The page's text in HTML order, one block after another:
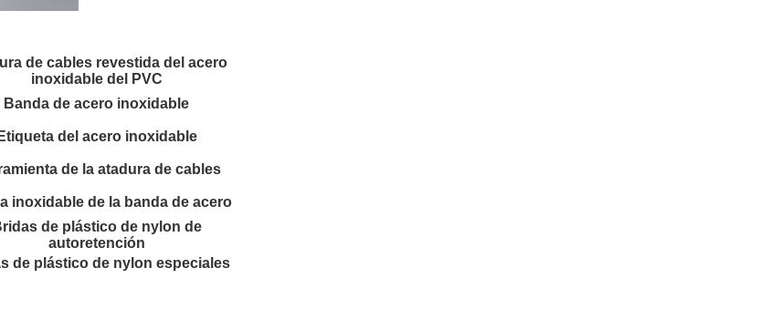
de cables revestida del acero
inoxidable del PVC
Banda de acero inoxidable
Etiqueta del acero inoxidable
de la atadura de cables
inoxidable de la banda de acero
de plástico de nylon de
autoretención
de plástico de nylon especiales